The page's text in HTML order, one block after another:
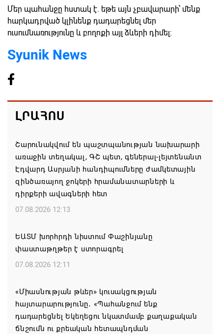
Մեր պահանջը հստակ է. եթե այն չբավարարի՝ մենք
հարկադրված կլինենք դադարեցնել մեր
ուսումնառությունը և բողոքի այլ ձևերի դիմել։
Syunik News
ԼՐԱՀՈՍ
Շարունակվում են պաշտպանության նախարարի
առաջին տեղակալ, ԳՇ պետ, գեներալ-լեյտենանտ
Էդվարդ Ասրյանի հանդիպումները ժամկետային
զինծառայող ջոկերի հրամանատարների և
դիրքերի ավագների հետ
07.08.2026 12:13
ԵԱՏՄ խորհրդի նիստում Փաշինյանը
փաստաթղթեր է ստորագրել
07.08.2026 12:11
«Միասնության թևեր» կուսակցության
հայտարարությունը․ «Պահանջում ենք
դադարեցնել Եկեղեցու նկատմամբ քաղաքական
ճնշումն ու քրեական հետապնդման